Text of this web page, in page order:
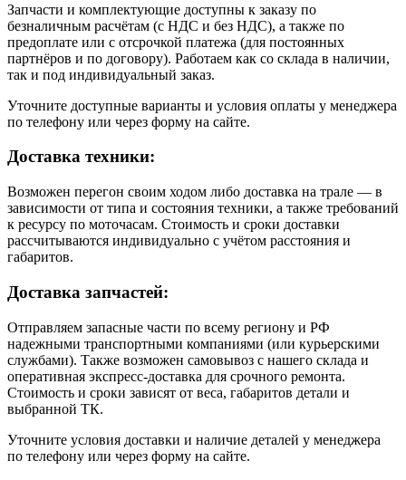
Запчасти и комплектующие доступны к заказу по
безналичным расчётам (с НДС и без НДС), а также по
предоплате или с отсрочкой платежа (для постоянных
партнёров и по договору). Работаем как со склада в наличии,
так и под индивидуальный заказ.
Уточните доступные варианты и условия оплаты у менеджера
по телефону или через форму на сайте.
Доставка техники:
Возможен перегон своим ходом либо доставка на трале — в
зависимости от типа и состояния техники, а также требований
к ресурсу по моточасам. Стоимость и сроки доставки
рассчитываются индивидуально с учётом расстояния и
габаритов.
Доставка запчастей:
Отправляем запасные части по всему региону и РФ
надежными транспортными компаниями (или курьерскими
службами). Также возможен самовывоз с нашего склада и
оперативная экспресс-доставка для срочного ремонта.
Стоимость и сроки зависят от веса, габаритов детали и
выбранной ТК.
Уточните условия доставки и наличие деталей у менеджера
по телефону или через форму на сайте.